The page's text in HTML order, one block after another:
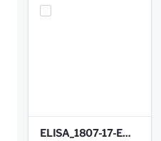
ELISA_1807-17-EW_BEZIRK-kl_compressed.pdf